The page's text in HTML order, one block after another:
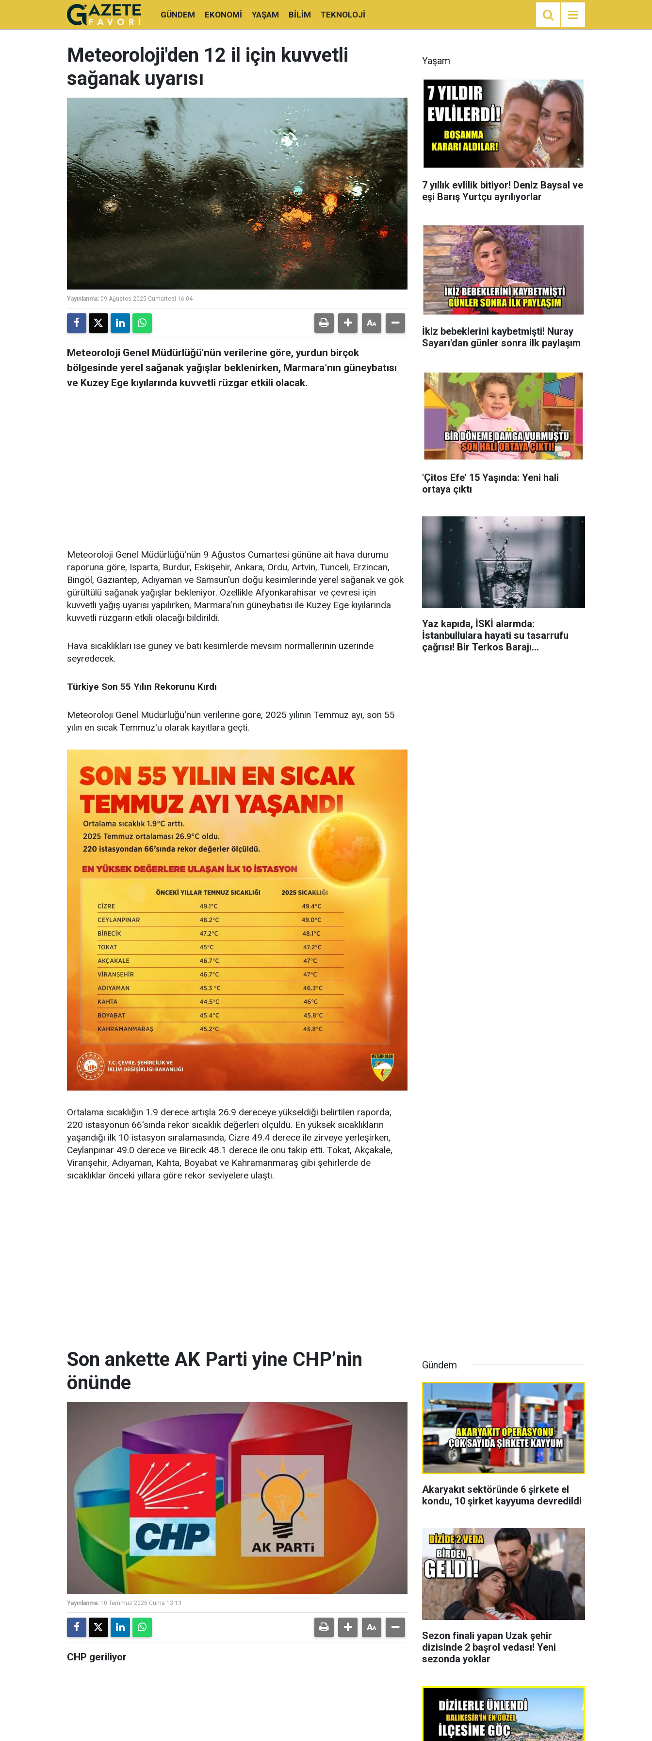
GÜNDEM EKONOMI YAŞAM BILIM TEKNOLOJI
Meteoroloji'den 12 il için kuvvetli
sağanak uyarısı
Yayınlanma: 09 Ağustos 2025 Cumartesi 16:04
Meteoroloji Genel Müdürlüğü'nün verilerine göre, yurdun birçok
bölgesinde yerel sağanak yağışlar beklenirken, Marmara’nın güneybatısı
ve Kuzey Ege kıyılarında kuvvetli rüzgar etkili olacak.
Meteoroloji Genel Müdürlüğü'nün 9 Ağustos Cumartesi gününe ait hava durumu
raporuna göre, Isparta, Burdur, Eskişehir, Ankara, Ordu, Artvin, Tunceli, Erzincan,
Bingöl, Gaziantep, Adıyaman ve Samsun'un doğu kesimlerinde yerel sağanak ve gök
gürültülü sağanak yağışlar bekleniyor. Özellikle Afyonkarahisar ve çevresi için
kuvvetli yağış uyarısı yapılırken, Marmara’nın güneybatısı ile Kuzey Ege kıyılarında
kuvvetli rüzgarın etkili olacağı bildirildi.
Hava sıcaklıkları ise güney ve batı kesimlerde mevsim normallerinin üzerinde
seyredecek.
Türkiye Son 55 Yılın Rekorunu Kırdı
Meteoroloji Genel Müdürlüğü'nün verilerine göre, 2025 yılının Temmuz ayı, son 55
yılın en sıcak Temmuz'u olarak kayıtlara geçti.
Ortalama sıcaklığın 1.9 derece artışla 26.9 dereceye yükseldiği belirtilen raporda,
220 istasyonun 66'sında rekor sıcaklık değerleri ölçüldü. En yüksek sıcaklıkların
yaşandığı ilk 10 istasyon sıralamasında, Cizre 49.4 derece ile zirveye yerleşirken,
Ceylanpınar 49.0 derece ve Birecik 48.1 derece ile onu takip etti. Tokat, Akçakale,
Viranşehir, Adıyaman, Kahta, Boyabat ve Kahramanmaraş gibi şehirlerde de
sıcaklıklar önceki yıllara göre rekor seviyelere ulaştı.
Yaşam
7 yıllık evlilik bitiyor! Deniz Baysal ve
eşi Barış Yurtçu ayrılıyorlar
İkiz bebeklerini kaybetmişti! Nuray
Sayarı'dan günler sonra ilk paylaşım
'Çitos Efe' 15 Yaşında: Yeni hali
ortaya çıktı
Yaz kapıda, İSKİ alarmda:
İstanbullulara hayati su tasarrufu
çağrısı! Bir Terkos Barajı
Son ankette AK Parti yine CHP’nin
önünde
Yayınlanma: 10 Temmuz 2026 Cuma 13:13
CHP geriliyor
Gündem
Akaryakıt sektöründe 6 şirkete el
kondu, 10 şirket kayyuma devredildi
Sezon finali yapan Uzak şehir
dizisinde 2 başrol vedası! Yeni
sezonda yoklar